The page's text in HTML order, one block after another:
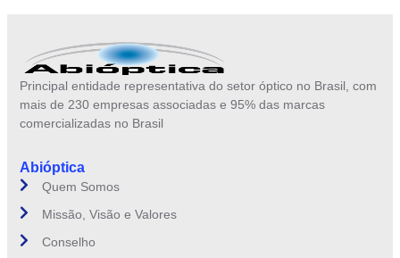
Principal entidade representativa do setor óptico no Brasil, com
mais de 230 empresas associadas e 95% das marcas
comercializadas no Brasil
Abióptica
Quem Somos
Missão, Visão e Valores
Conselho